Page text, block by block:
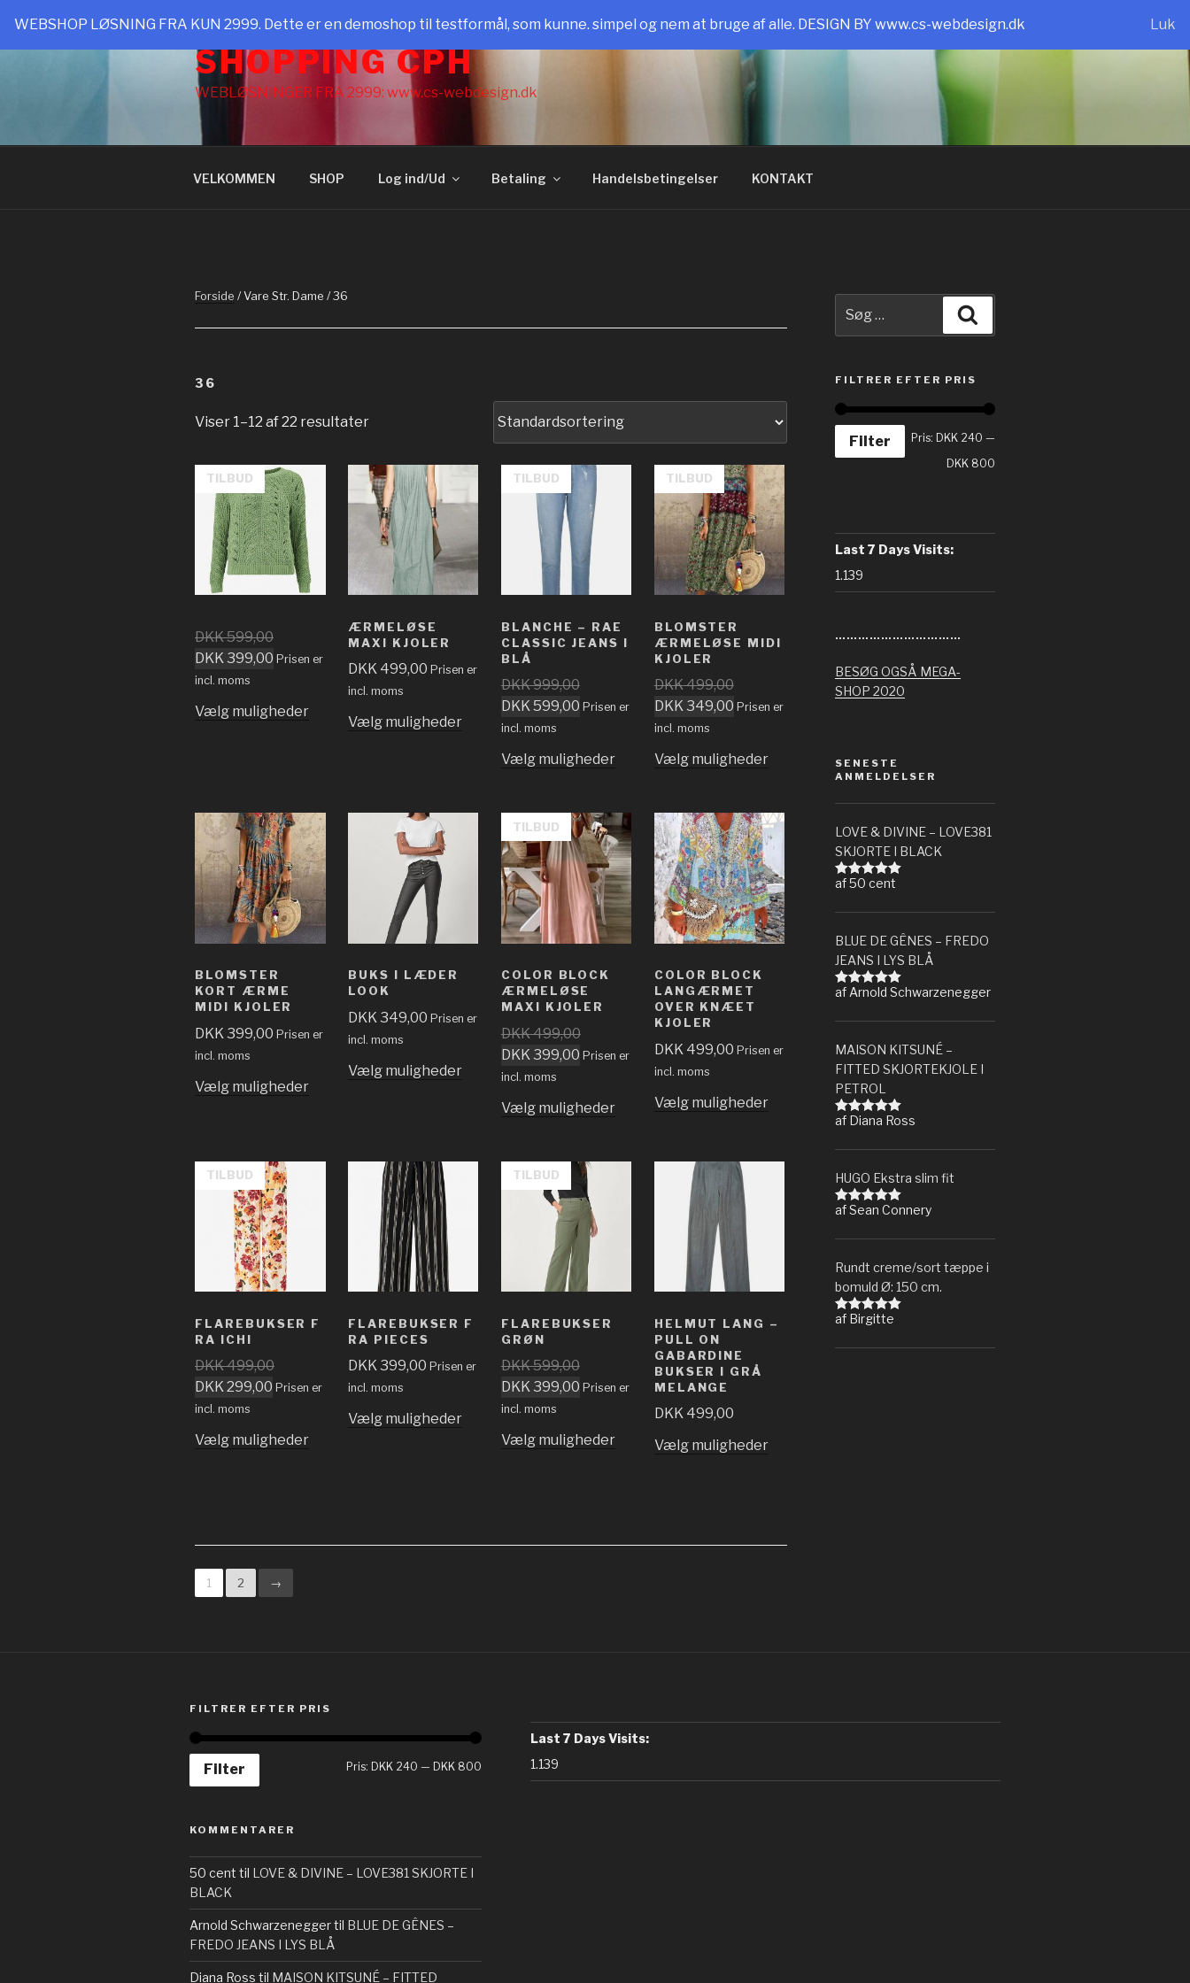
indhold
SHOPPING CPH
WEBLØSNINGER FRA 2999: www.cs-webdesign.dk
VELKOMMEN SHOP Log ind/Ud Betaling Handelsbetingelser KONTAKT
Forside / Vare Str. Dame / 36
36
Viser 1–12 af 22 resultater
TILBUD
DKK599,00
DKK399,00 Prisen er
incl. moms
Vælg muligheder
ÆRMELØSE
MAXI KJOLER
DKK499,00 Prisen er
incl. moms
Vælg muligheder
TILBUD
BLANCHE – RAE
CLASSIC JEANS I
BLÅ
DKK999,00
DKK599,00 Prisen er
incl. moms
Vælg muligheder
TILBUD
BLOMSTER
ÆRMELØSE MIDI
KJOLER
DKK499,00
DKK349,00 Prisen er
incl. moms
Vælg muligheder
BLOMSTER
KORT ÆRME
MIDI KJOLER
DKK399,00 Prisen er
incl. moms
Vælg muligheder
BUKS I LÆDER
LOOK
DKK349,00 Prisen er
incl. moms
Vælg muligheder
TILBUD
COLOR BLOCK
ÆRMELØSE
MAXI KJOLER
DKK499,00
DKK399,00 Prisen er
incl. moms
Vælg muligheder
COLOR BLOCK
LANGÆRMET
OVER KNÆET
KJOLER
DKK499,00 Prisen er
incl. moms
Vælg muligheder
TILBUD
FLAREBUKSER F
RA ICHI
DKK499,00
DKK299,00 Prisen er
incl. moms
Vælg muligheder
FLAREBUKSER F
RA PIECES
DKK399,00 Prisen er
incl. moms
Vælg muligheder
TILBUD
FLAREBUKSER
GRØN
DKK599,00
DKK399,00 Prisen er
incl. moms
Vælg muligheder
HELMUT LANG –
PULL ON
GABARDINE
BUKSER I GRÅ
MELANGE
DKK499,00
Vælg muligheder
1 2 →
efter:
FILTRER EFTER PRIS
Filter Pris: DKK 240 —
DKK 800
Last 7 Days Visits:
1.139
……………………………
BESØG OGSÅ MEGA-
SHOP 2020
SENESTE
ANMELDELSER
LOVE & DIVINE – LOVE381
SKJORTE I BLACK
Vurderet5
af 50 cent
BLUE DE GÊNES – FREDO
JEANS I LYS BLÅ
Vurderet5
af Arnold Schwarzenegger
MAISON KITSUNÉ –
FITTED SKJORTEKJOLE I
PETROL
Vurderet 5
af Diana Ross
HUGO Ekstra slim fit
Vurderet5
af Sean Connery
Rundt creme/sort tæppe i
bomuld Ø: 150 cm.
Vurderet5
af Birgitte
FILTRER EFTER PRIS
Filter Pris: DKK 240 — DKK 800
KOMMENTARER
50 cent til LOVE & DIVINE – LOVE381 SKJORTE I
BLACK
Arnold Schwarzeneggertil BLUE DE GÊNES –
FREDO JEANS I LYS BLÅ
Diana Ross til MAISON KITSUNÉ – FITTED
Last 7 Days Visits:
1.139
WEBSHOP LØSNING FRA KUN 2999. Dette er en demoshop til testformål, som kunne. simpel og nem at bruge af alle. DESIGN BY www.cs-webdesign.dk Luk